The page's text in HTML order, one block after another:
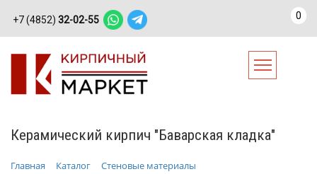
+7 (4852) 32-02-55 0
Керамический кирпич "Баварская кладка"
Главная Каталог
Стеновые материалы